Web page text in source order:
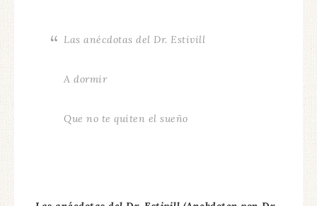
Las anécdotas del Dr. Estivill
A dormir
Que no te quiten el sueño